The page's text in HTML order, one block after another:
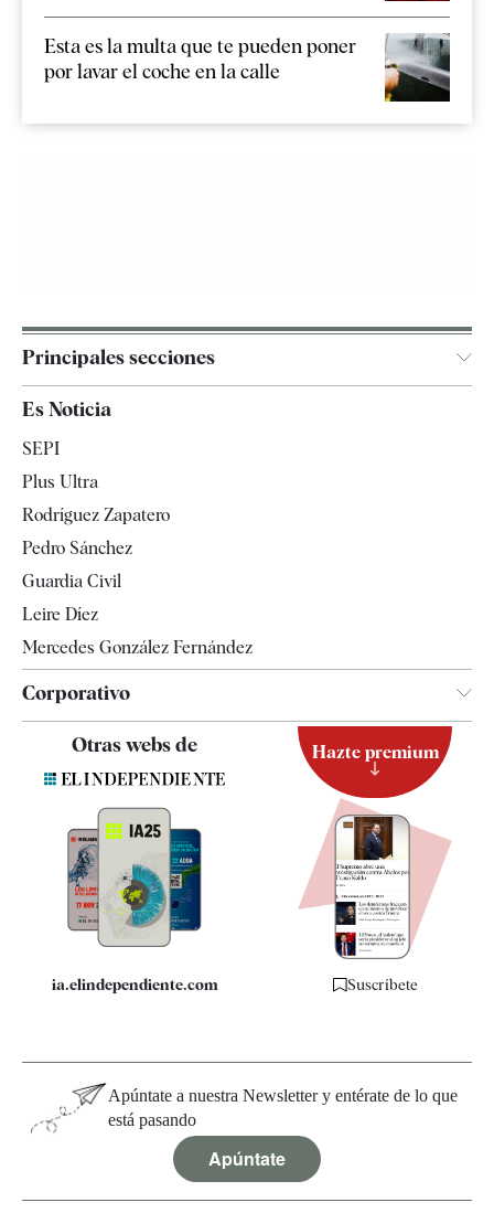
Esta es la multa que te pueden poner
por lavar el coche en la calle
Principales secciones
España
Televisión
Es Noticia
SEPI
Plus Ultra
Rodríguez Zapatero
Pedro Sánchez
Guardia Civil
Leire Díez
Mercedes González Fernández
Corporativo
Contacto
Quiénes somos
Especificaciones
Otras webs de
ia.elindependiente.com
Hazte premium
Suscríbete
Apúntate a nuestra Newsletter y entérate de lo que
está pasando
Apúntate